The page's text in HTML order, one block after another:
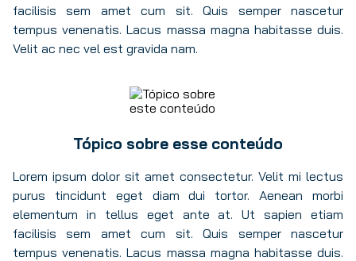
facilisis sem amet cum sit. Quis semper nascetur
tempus venenatis. Lacus massa magna habitasse duis.
Velit ac nec vel est gravida nam.
Tópico sobre esse conteúdo
Lorem ipsum dolor sit amet consectetur. Velit mi lectus
purus tincidunt eget diam dui tortor. Aenean morbi
elementum in tellus eget ante at. Ut sapien etiam
facilisis sem amet cum sit. Quis semper nascetur
tempus venenatis. Lacus massa magna habitasse duis.